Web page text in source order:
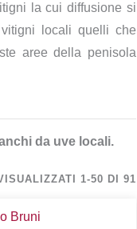
la cui diffusione si
locali quelli che
aree della penisola
da uve locali.
1-50 DI 91
Bruni